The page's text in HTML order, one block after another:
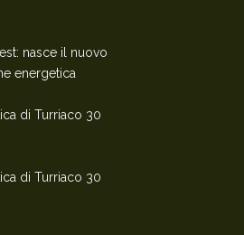
nasce il nuovo
energetica
di Turriaco 30
di Turriaco 30